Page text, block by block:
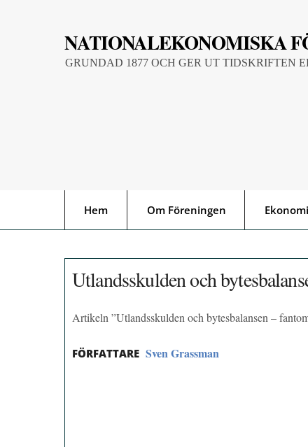
NATIONALEKONOMISKA
GRUNDAD 1877 OCH GER UT TIDSKRIFTEN
Hem Om Föreningen
Utlandsskulden och
Artikeln ”Utlandsskulden och bytesbalansen –
FÖRFATTARE Sven Grassman